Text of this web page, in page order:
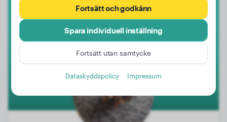
Dascha
Fortsätt och godkänn
Spara individuell inställning
Fortsätt utan samtycke
Dataskyddspolicy Impressum